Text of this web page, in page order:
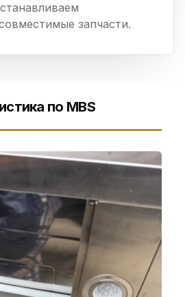
запчасти.
по MBS